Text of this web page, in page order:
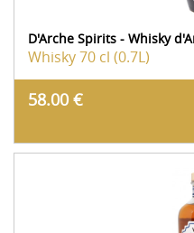
D'Arche Spirits - Whisky
Whisky70 cl (0.7L)
58.00 €